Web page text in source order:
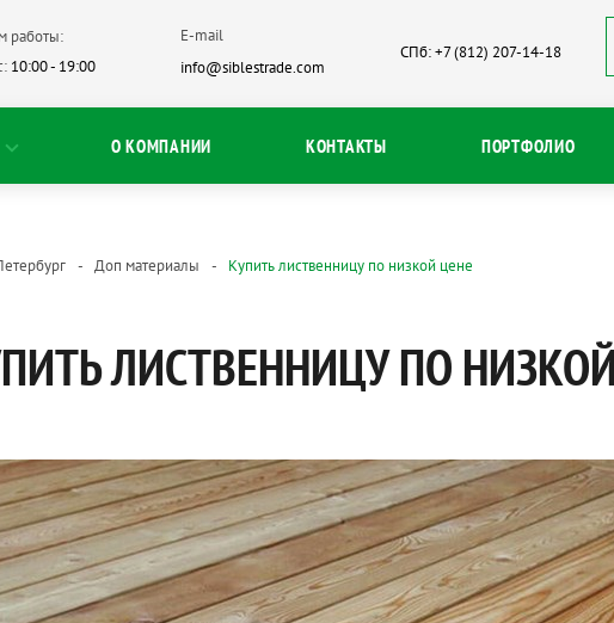
О КОМПАНИИ КОНТАКТЫ ПОРТФОЛИО
работы:
10:00 - 19:00
E-mail
info@siblestrade.com
СПб: +7 (812) 207-14-18
Доп материалы Купить лиственницу по низкой цене
ЛИСТВЕННИЦУ ПО